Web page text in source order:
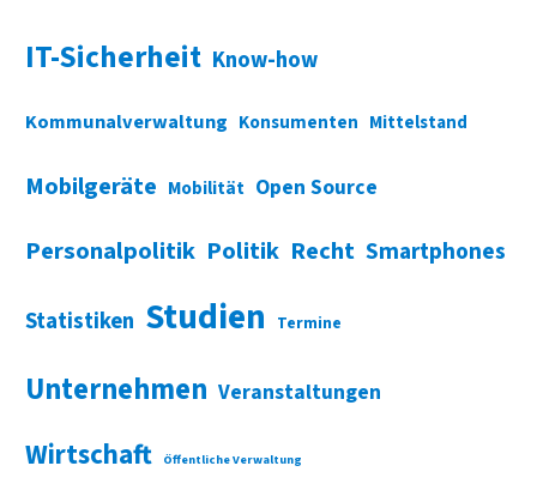
IT-Sicherheit Know-how
Kommunalverwaltung Konsumenten Mittelstand
Mobilgeräte Mobilität Open Source
Personalpolitik Politik Recht Smartphones
Statistiken Studien Termine
Unternehmen Veranstaltungen
Wirtschaft Öffentliche Verwaltung